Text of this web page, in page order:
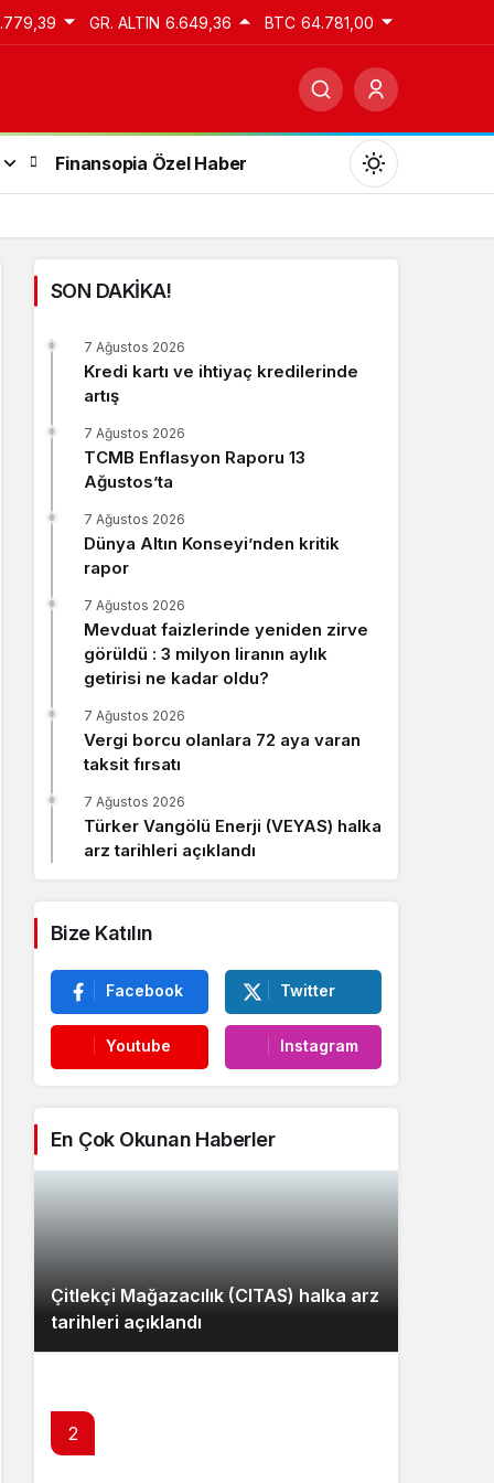
GR. ALTIN 6.649,36 BTC 64.781,00
Finansopia Özel Haber
Gündüz modunu seçin.
Gece Modu
Gece modunu seçin.
Sistem Modu
Sistem modunu seçin.
SON DAKİKA!
Kredi kartı ve ihtiyaç kredilerinde
artış
7 Ağustos 2026
TCMB Enflasyon Raporu 13
Ağustos’ta
7 Ağustos 2026
Dünya Altın Konseyi’nden kritik
rapor
7 Ağustos 2026
Mevduat faizlerinde yeniden zirve
görüldü : 3 milyon liranın aylık
getirisi ne kadar oldu?
7 Ağustos 2026
Vergi borcu olanlara 72 aya varan
taksit fırsatı
7 Ağustos 2026
Türker Vangölü Enerji (VEYAS) halka
arz tarihleri açıklandı
7 Ağustos 2026
Bize Katılın
Facebook Twitter
Youtube Instagram
En Çok Okunan Haberler
Çitlekçi Mağazacılık (CITAS) halka arz
tarihleri açıklandı
2